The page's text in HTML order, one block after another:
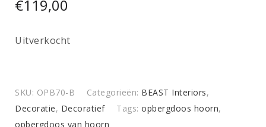
€119,00
Uitverkocht
SKU: OPB70-B Categorieën: BEAST Interiors,
Decoratie, Decoratief Tags: opbergdoos hoorn,
opbergdoos van hoorn